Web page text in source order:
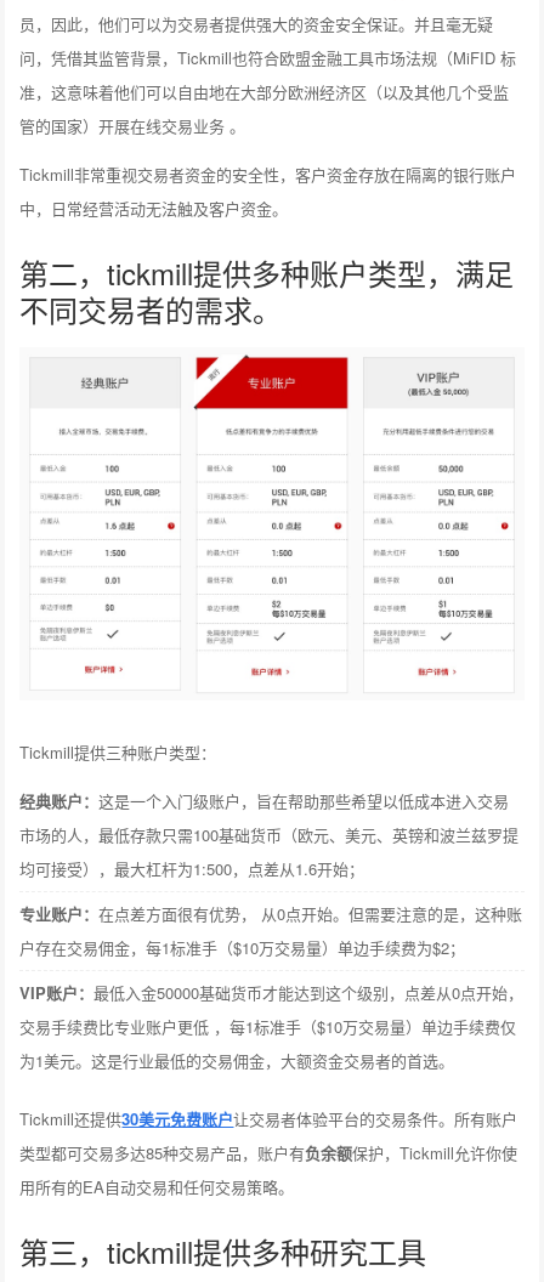
员，因此，他们可以为交易者提供强大的资金安全保证。并且毫无疑
问，凭借其监管背景，Tickmill也符合欧盟金融工具市场法规（MiFID 标
准，这意味着他们可以自由地在大部分欧洲经济区（以及其他几个受监
管的国家）开展在线交易业务 。
Tickmill非常重视交易者资金的安全性，客户资金存放在隔离的银行账户
中，日常经营活动无法触及客户资金。
第二，tickmill提供多种账户类型，满足
不同交易者的需求。
Tickmill提供三种账户类型：
经典账户：这是一个入门级账户，旨在帮助那些希望以低成本进入交易
市场的人，最低存款只需100基础货币（欧元、美元、英镑和波兰兹罗提
均可接受），最大杠杆为1:500，点差从1.6开始；
专业账户：在点差方面很有优势， 从0点开始。但需要注意的是，这种账
户存在交易佣金，每1标准手（$10万交易量）单边手续费为$2；
VIP账户：最低入金50000基础货币才能达到这个级别，点差从0点开始，
交易手续费比专业账户更低 ，每1标准手（$10万交易量）单边手续费仅
为1美元。这是行业最低的交易佣金，大额资金交易者的首选。
Tickmill还提供30美元免费账户让交易者体验平台的交易条件。所有账户
类型都可交易多达85种交易产品，账户有负余额保护，Tickmill允许你使
用所有的EA自动交易和任何交易策略。
第三，tickmill提供多种研究工具